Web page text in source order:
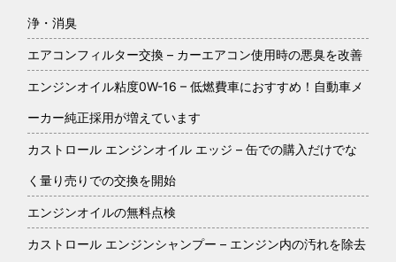
浄・消臭
エアコンフィルター交換 – カーエアコン使用時の悪臭を改善
エンジンオイル粘度0W-16 – 低燃費車におすすめ！自動車メ
ーカー純正採用が増えています
カストロール エンジンオイル エッジ – 缶での購入だけでな
く量り売りでの交換を開始
エンジンオイルの無料点検
カストロール エンジンシャンプー – エンジン内の汚れを除去